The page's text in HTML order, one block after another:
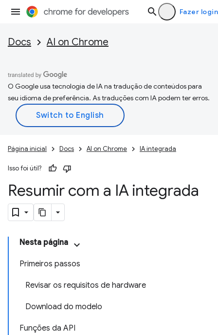
Fazer login
Docs AI on Chrome
O Google usa tecnologia de IA na tradução de conteúdos para
seu idioma de preferência. As traduções com IA podem ter erros.
Página inicial Docs AI on Chrome IA integrada
Isso foi útil?
Resumir com a IA integrada
Nesta página
Primeiros passos
Revisar os requisitos de hardware
Download do modelo
Funções da API